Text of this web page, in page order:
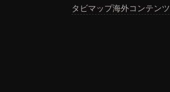
タビマップ海外コンテンツ